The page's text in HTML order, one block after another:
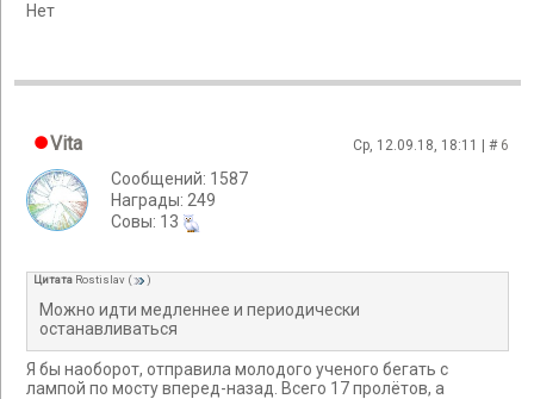
Нет
Vita Ср, 12.09.18, 18:11 | # 6
Сообщений: 1587
Награды: 249
Cовы: 13
Цитата Rostislav ( )
Можно идти медленнее и периодически
останавливаться
Я бы наоборот, отправила молодого ученого бегать с
лампой по мосту вперед-назад. Всего 17 пролётов, а